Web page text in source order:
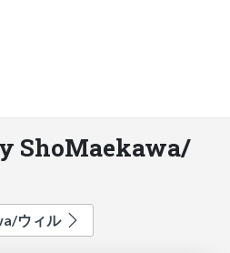
ShoMaekawa/
ウィル